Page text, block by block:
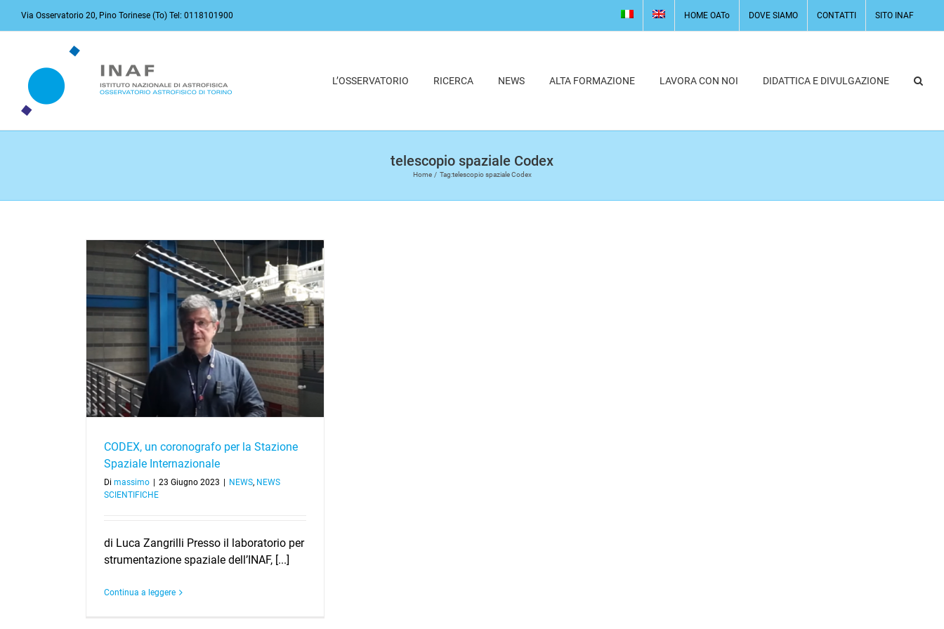
Via Osservatorio 20, Pino Torinese (To) Tel: 0118101900 HOME OATo DOVE SIAMO CONTATTI SITO INAF
L’OSSERVATORIO RICERCA NEWS ALTA FORMAZIONE LAVORA CON NOI DIDATTICA E DIVULGAZIONE
telescopio spaziale Codex
Home Tag:telescopio spaziale Codex
CODEX, un coronografo per la Stazione
Spaziale Internazionale
Di massimo | 23 Giugno 2023 | NEWS, NEWS
SCIENTIFICHE
di Luca Zangrilli Presso il laboratorio per
strumentazione spaziale dell’INAF, [...]
Continua a leggere